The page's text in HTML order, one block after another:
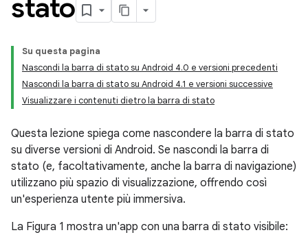
stato
Su questa pagina
Nascondi la barra di stato su Android 4.0 e versioni precedenti
Nascondi la barra di stato su Android 4.1 e versioni successive
Visualizzare i contenuti dietro la barra di stato
Questa lezione spiega come nascondere la barra di stato
su diverse versioni di Android. Se nascondi la barra di
stato (e, facoltativamente, anche la barra di navigazione)
utilizzano più spazio di visualizzazione, offrendo così
un'esperienza utente più immersiva.
La Figura 1 mostra un'app con una barra di stato visibile: